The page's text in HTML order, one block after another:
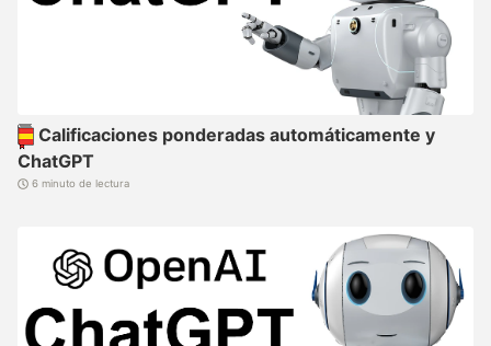
Calificaciones ponderadas automáticamente y
ChatGPT
6 minuto de lectura